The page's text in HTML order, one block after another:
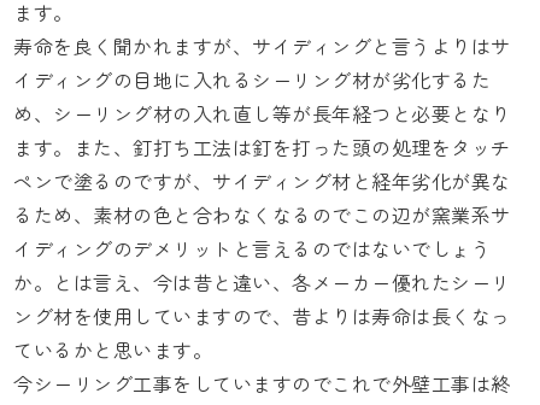
ます。
寿命を良く聞かれますが、サイディングと言うよりはサ
イディングの目地に入れるシーリング材が劣化するた
め、シーリング材の入れ直し等が長年経つと必要となり
ます。また、釘打ち工法は釘を打った頭の処理をタッチ
ペンで塗るのですが、サイディング材と経年劣化が異な
るため、素材の色と合わなくなるのでこの辺が窯業系サ
イディングのデメリットと言えるのではないでしょう
か。とは言え、今は昔と違い、各メーカー優れたシーリ
ング材を使用していますので、昔よりは寿命は長くなっ
ているかと思います。
今シーリング工事をしていますのでこれで外壁工事は終